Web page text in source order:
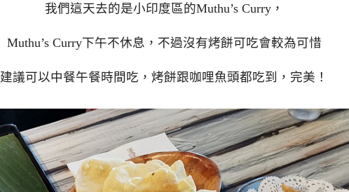
我們這天去的是小印度區的Muthu’s Curry，
Muthu’s Curry下午不休息，不過沒有烤餅可吃會較為可惜
建議可以中餐午餐時間吃，烤餅跟咖哩魚頭都吃到，完美！